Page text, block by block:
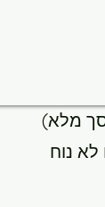
מלא)
נוח